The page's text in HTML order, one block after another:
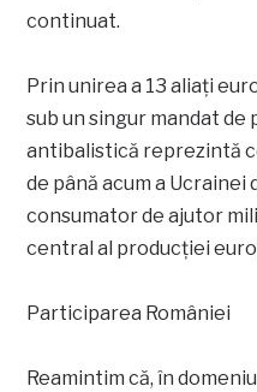
continuat.
Prin unirea a 13 aliați
sub un singur mandat de
antibalistică reprezintă
de până acum a Ucrainei
consumator de ajutor
central al producției
Participarea României
Reamintim că, în